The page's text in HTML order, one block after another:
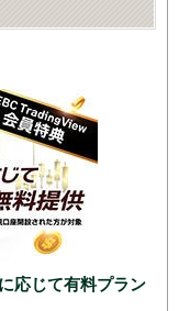
応じて有料プラン